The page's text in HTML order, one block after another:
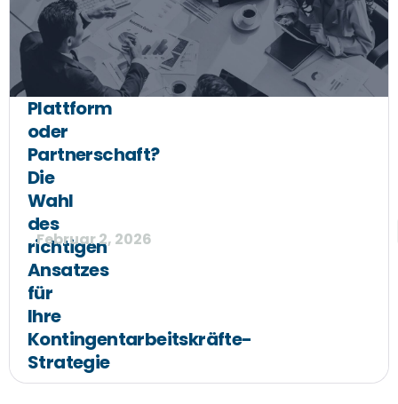
Plattform
oder
Partnerschaft?
Die
Wahl
des
richtigen
Ansatzes
für
Ihre
Kontingentarbeitskräfte-
Strategie
Februar 2, 2026